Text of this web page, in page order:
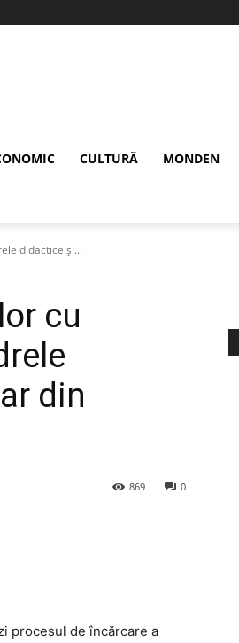
CULTURĂ MONDEN
didactice şi...
cu
din
0
869
procesul de încărcare a